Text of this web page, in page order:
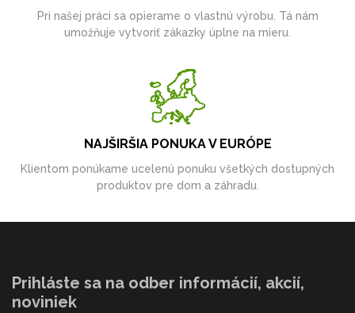
Pri našej práci sa opierame o vlastnú výrobu. Tá nám
umožňuje vytvoriť zákazky úplne na mieru.
NAJŠIRŠIA PONUKA V EURÓPE
Klientom ponúkame ucelenú ponuku všetkých dostupných
produktov pre dom a záhradu.
Prihláste sa na odber informácií, akcií,
noviniek